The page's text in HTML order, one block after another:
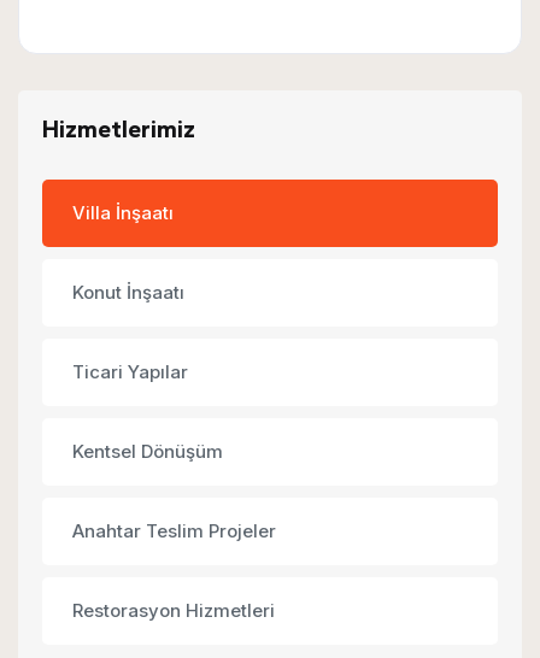
Hizmetlerimiz
Villa İnşaatı
Konut İnşaatı
Ticari Yapılar
Kentsel Dönüşüm
Anahtar Teslim Projeler
Restorasyon Hizmetleri